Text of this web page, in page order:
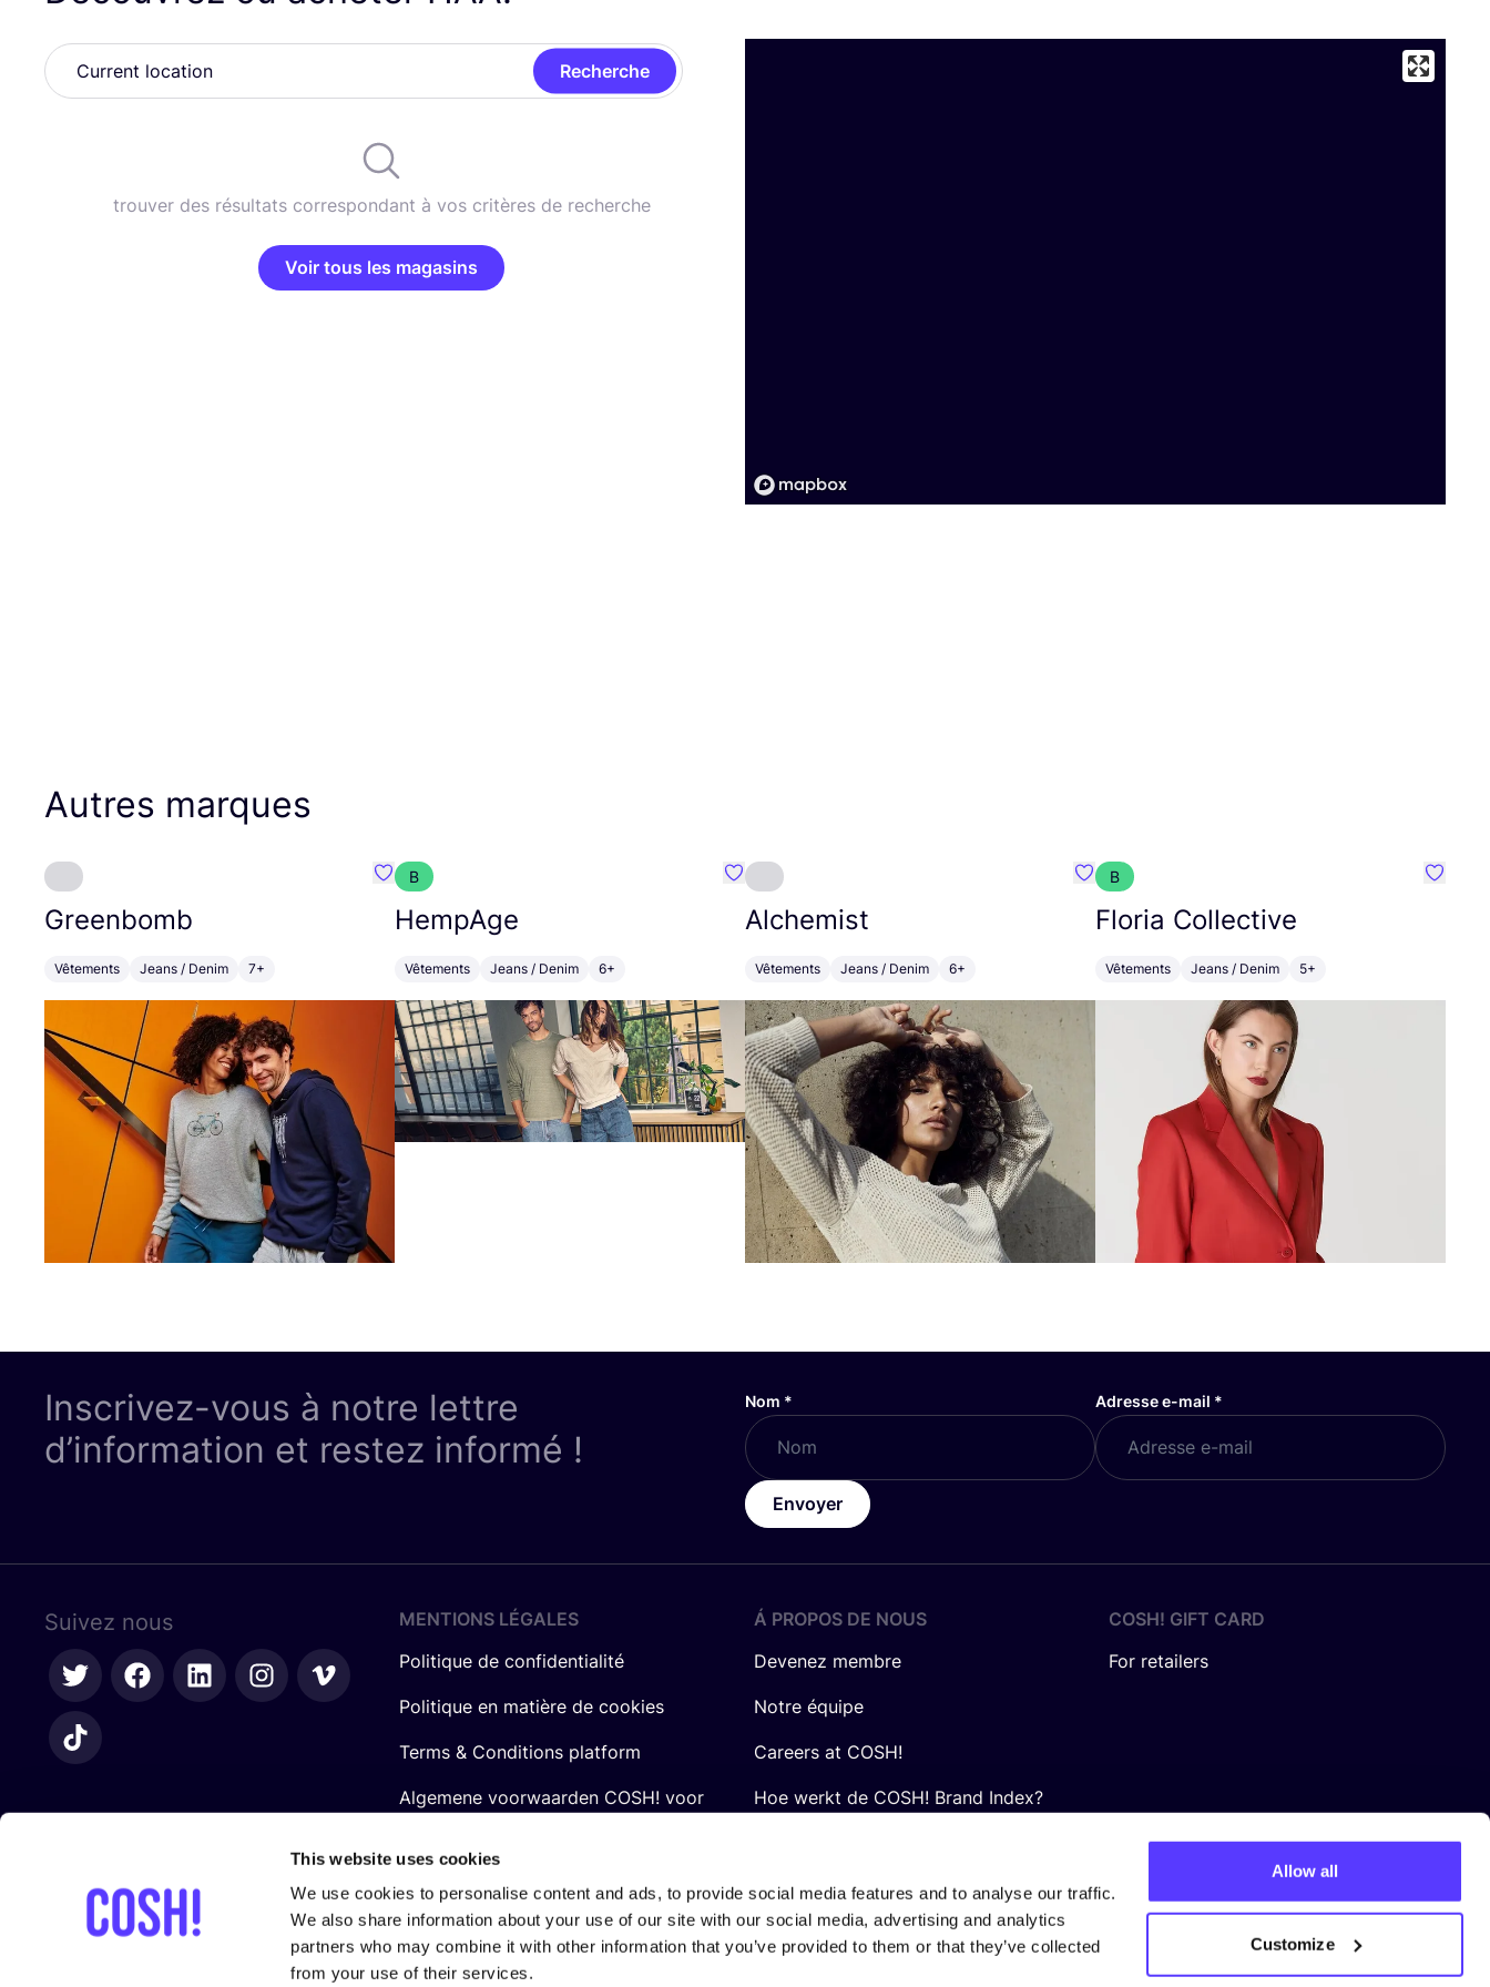
This website uses cookies
We use cookies to personalise content and ads, to provide social media features and to analyse our traffic.
We also share information about your use of our site with our social media, advertising and analytics
partners who may combine it with other information that you’ve provided to them or that they’ve collected
from your use of their services.
Allow all
Customize
Recherche
trouver des résultats correspondant à vos critères de recherche
Voir tous les magasins
Autres marques
Greenbomb
Vêtements Jeans / Denim 7+
Préféré {nom}
B
HempAge
Vêtements Jeans / Denim 6+
Préféré {nom}
Alchemist
Vêtements Jeans / Denim 6+
Préféré {nom}
B
Floria Collective
Vêtements Jeans / Denim 5+
Inscrivez-vous à notre lettre
d’information et restez informé !
Nom * Adresse e-mail *
Envoyer
Suivez nous
MENTIONS LÉGALES
Politique de confidentialité
Politique en matière de cookies
Terms & Conditions platform
Algemene voorwaarden COSH! voor
Á PROPOS DE NOUS
Devenez membre
Notre équipe
Careers at COSH!
Hoe werkt de COSH! Brand Index?
COSH! GIFT CARD
For retailers